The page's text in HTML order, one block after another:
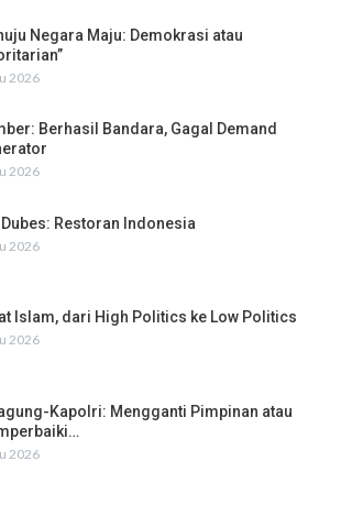
Negara Maju: Demokrasi atau
2026
Berhasil Bandara, Gagal Demand
2026
Dubes: Restoran Indonesia
2026
Islam, dari High Politics ke Low Politics
2026
Kapolri: Mengganti Pimpinan atau
2026